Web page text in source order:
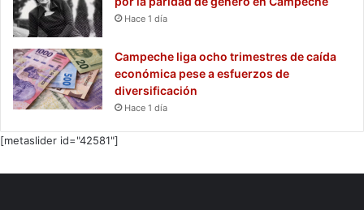
Hace 1 día
Campeche liga ocho trimestres de caída
económica pese a esfuerzos de
diversificación
Hace 1 día
[metaslider id="42581"]